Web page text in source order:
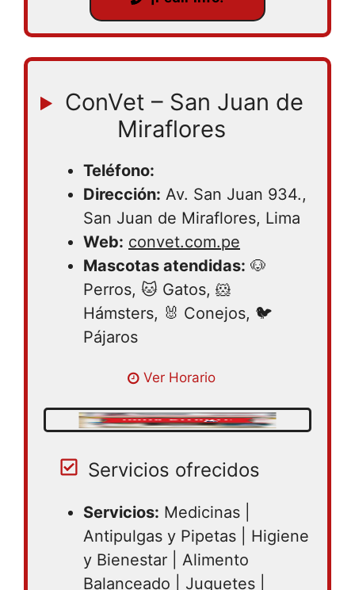
ConVet – San Juan de
Miraflores
Teléfono:
Dirección: Av. San Juan 934.,
San Juan de Miraflores, Lima
Web: convet.com.pe
Mascotas atendidas: 🐶
Perros, 🐱 Gatos, 🐹
Hámsters, 🐰 Conejos, 🐦
Pájaros
Lunes 08:30 – 18:30 | Martes 08:30 –
08:30 – 18:30 | Viernes 08:30 – 18:30 |
Sábado 08:30 – 18:30 | Domingo cerrado
Ver Horario
Servicios ofrecidos
Servicios: Medicinas |
Antipulgas y Pipetas | Higiene
y Bienestar | Alimento
Balanceado | Juguetes |